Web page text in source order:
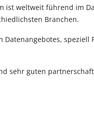
ist weltweit führend im
Branchen.
speziell
sehr guten